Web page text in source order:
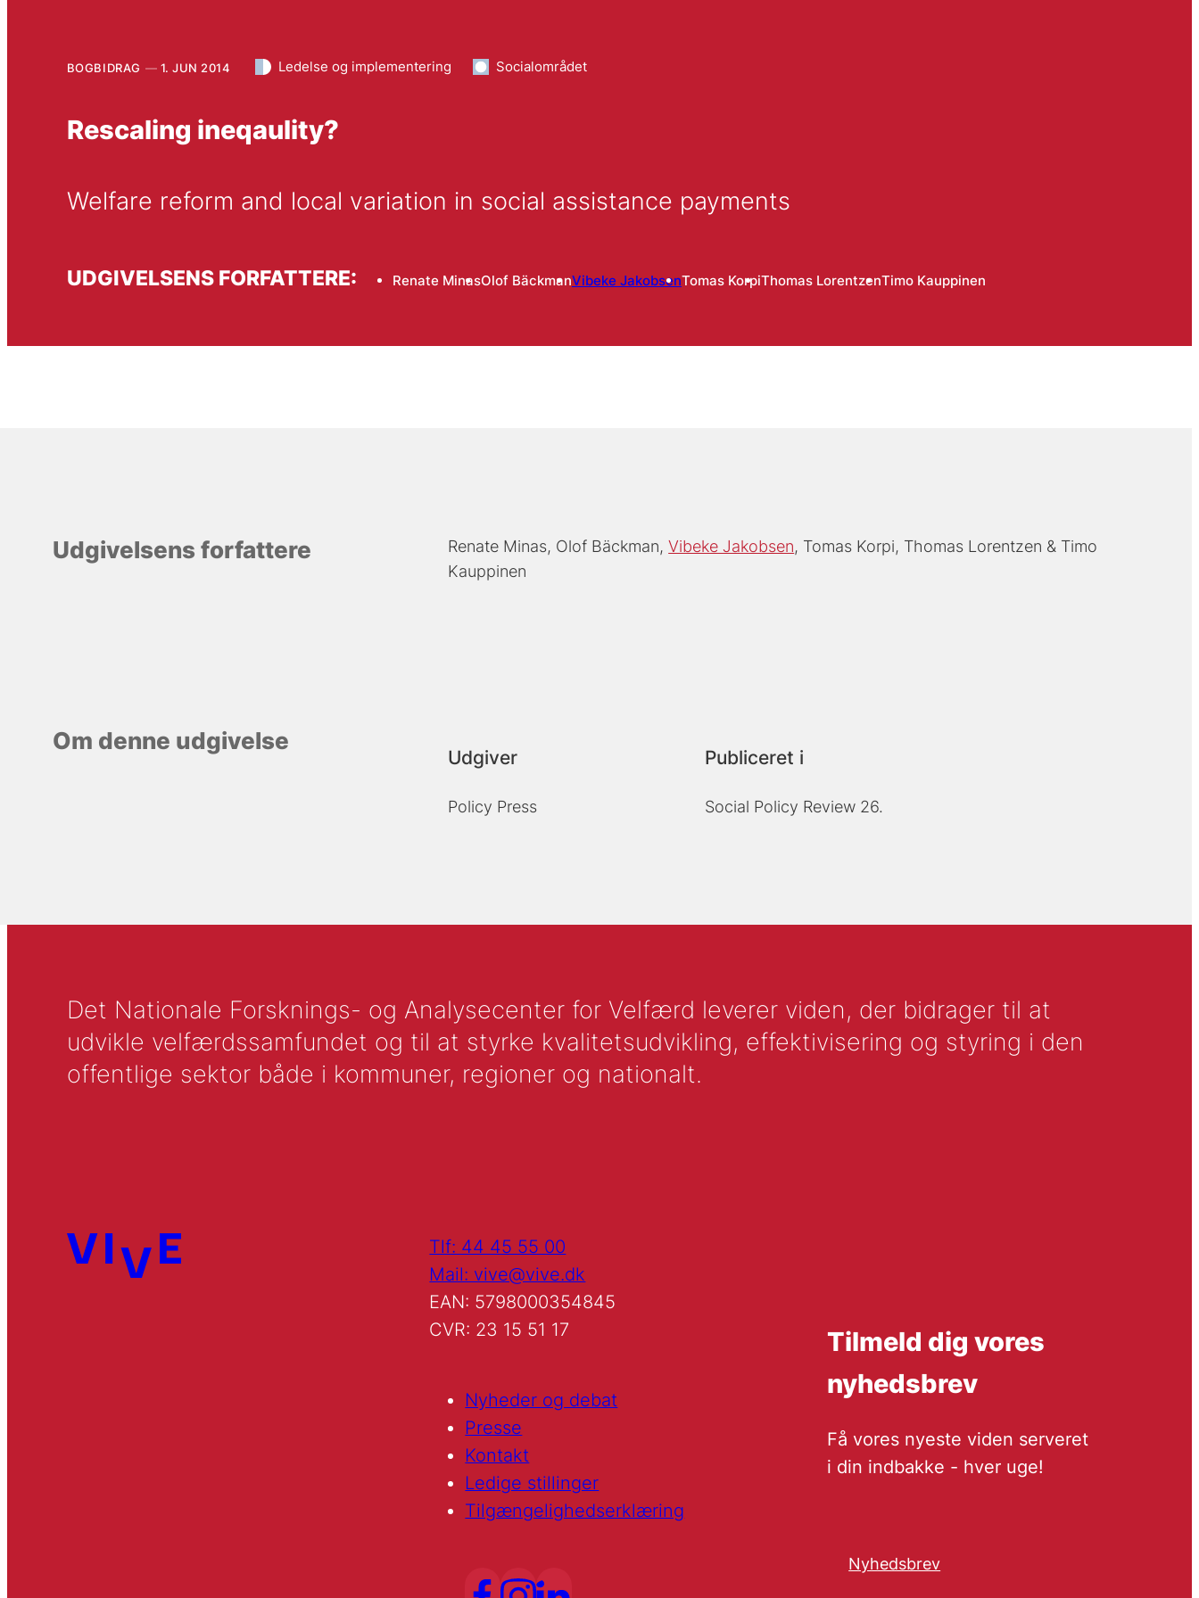
BOGBIDRAG 1. JUN 2014 Ledelse og implementering Socialområdet
Rescaling ineqaulity?
Welfare reform and local variation in social assistance payments
UDGIVELSENS FORFATTERE: Renate MinasOlof BäckmanVibeke JakobsenTomas KorpiThomas LorentzenTimo Kauppinen
Udgivelsens forfattere Renate Minas Olof Bäckman Vibeke Jakobsen Tomas Korpi Thomas Lorentzen
Timo
Kauppinen
Om denne udgivelse
Udgiver
Policy Press
Publiceret i
Social Policy Review 26.
Det Nationale Forsknings- og Analysecenter for Velfærd leverer viden, der bidrager til at
udvikle velfærdssamfundet og til at styrke kvalitetsudvikling, effektivisering og styring i den
offentlige sektor både i kommuner, regioner og nationalt.
Tlf: 44 45 55 00
Mail: vive@vive.dk
EAN: 5798000354845
CVR: 23 15 51 17
Nyheder og debat
Presse
Kontakt
Ledige stillinger
Tilgængelighedserklæring
Tilmeld dig vores
nyhedsbrev
Få vores nyeste viden serveret
i din indbakke - hver uge!
Nyhedsbrev